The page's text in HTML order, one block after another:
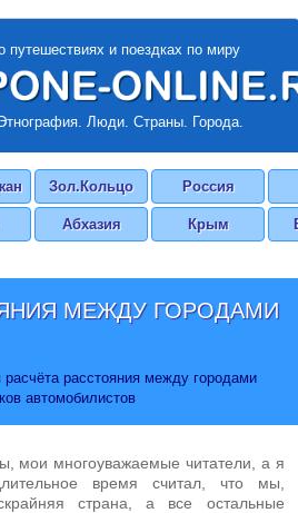
путешествиях и поездках по миру
Люди. Страны. Города.
Зол.Кольцо Россия
Абхазия Крым
МЕЖДУ ГОРОДАМИ
расстояния между городами
автомобилистов
мои многоуважаемые читатели, а я
время считал, что мы,
страна, а все остальные